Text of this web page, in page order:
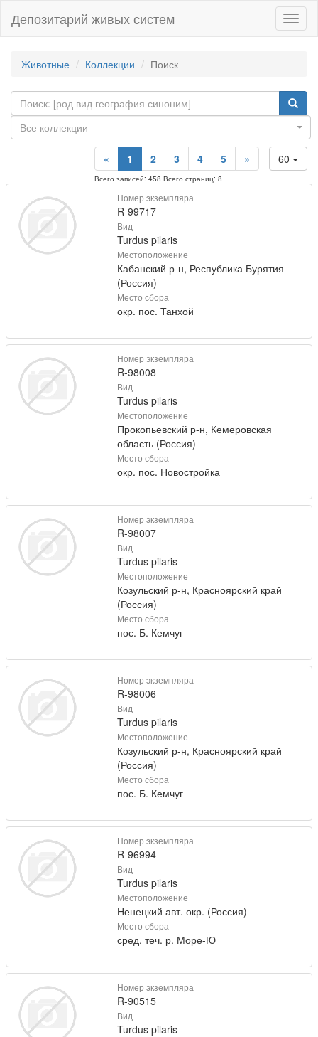
Депозитарий живых систем
Животные Коллекции Поиск
Все коллекции
60
« 1 2 3 4 5 »
Всего записей: 458 Всего страниц: 8
Номер экземпляра
R-99717
Вид
Turdus pilaris
Местоположение
Кабанский р-н, Республика Бурятия
(Россия)
Место сбора
окр. пос. Танхой
Номер экземпляра
R-98008
Вид
Turdus pilaris
Местоположение
Прокопьевский р-н, Кемеровская
область (Россия)
Место сбора
окр. пос. Новостройка
Номер экземпляра
R-98007
Вид
Turdus pilaris
Местоположение
Козульский р-н, Красноярский край
(Россия)
Место сбора
пос. Б. Кемчуг
Номер экземпляра
R-98006
Вид
Turdus pilaris
Местоположение
Козульский р-н, Красноярский край
(Россия)
Место сбора
пос. Б. Кемчуг
Номер экземпляра
R-96994
Вид
Turdus pilaris
Местоположение
Ненецкий авт. окр. (Россия)
Место сбора
сред. теч. р. Море-Ю
Номер экземпляра
R-90515
Вид
Turdus pilaris